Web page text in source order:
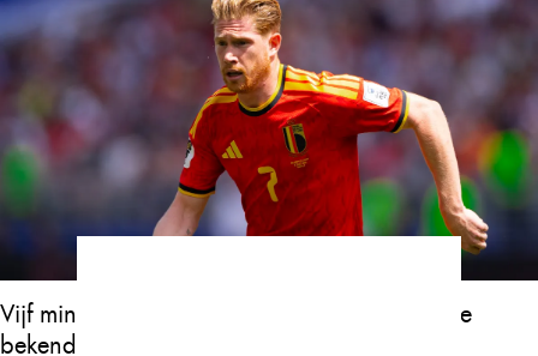
Vijf minuten geleden maakte Kevin De Bruyne
bekend dat zijn moeder